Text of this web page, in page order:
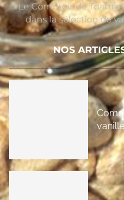
Le Comptoir de
dans la sélection de
NOS
vanille